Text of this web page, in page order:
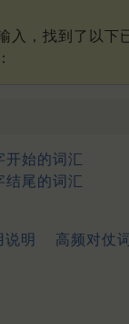
入，找到了以下
开始的词汇
结尾的词汇
明
高频对仗